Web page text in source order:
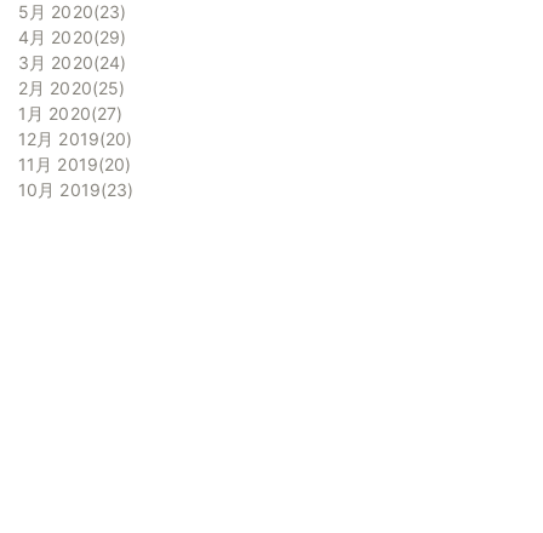
5月 2020 23
4月 2020 29
3月 2020 24
2月 2020 25
1月 2020 27
12月 2019 20
11月 2019 20
10月 2019 23